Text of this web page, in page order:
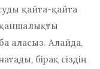
қайта-қайта
қаншалықты
аласыз. Алайда,
бірақ сіздің